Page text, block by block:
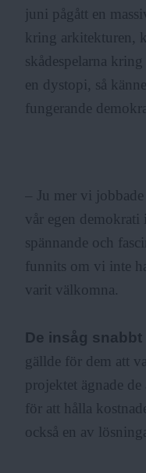
juni pågått en
kring arkitekturen,
skådespelarna
en dystopi, så
fungerande
– Ju mer vi
vår egen
spännande och
funnits om vi inte
varit välkomna.
De insåg snabbt
gällde för dem att
projektet ägnade
för att hålla
också en av